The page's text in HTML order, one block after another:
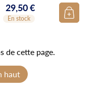
Prix
29,50 €
En stock
de cette page.
haut